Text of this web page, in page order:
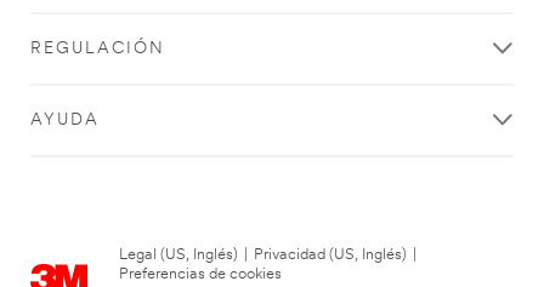
REGULACIÓN
AYUDA
Legal (US, Inglés) Privacidad (US, Inglés)
Preferencias de cookies